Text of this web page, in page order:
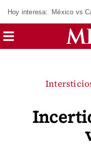
Hoy interesa: México vs